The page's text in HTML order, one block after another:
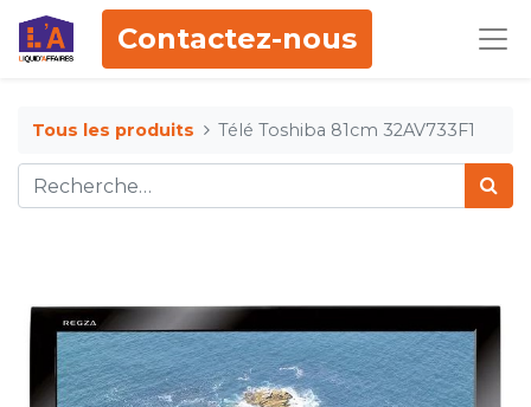
Contactez-nous
Tous les produits Télé Toshiba 81cm 32AV733F1